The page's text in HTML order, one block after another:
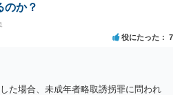
のか？
役にたった 7
た場合、未成年者略取誘拐罪に問われ